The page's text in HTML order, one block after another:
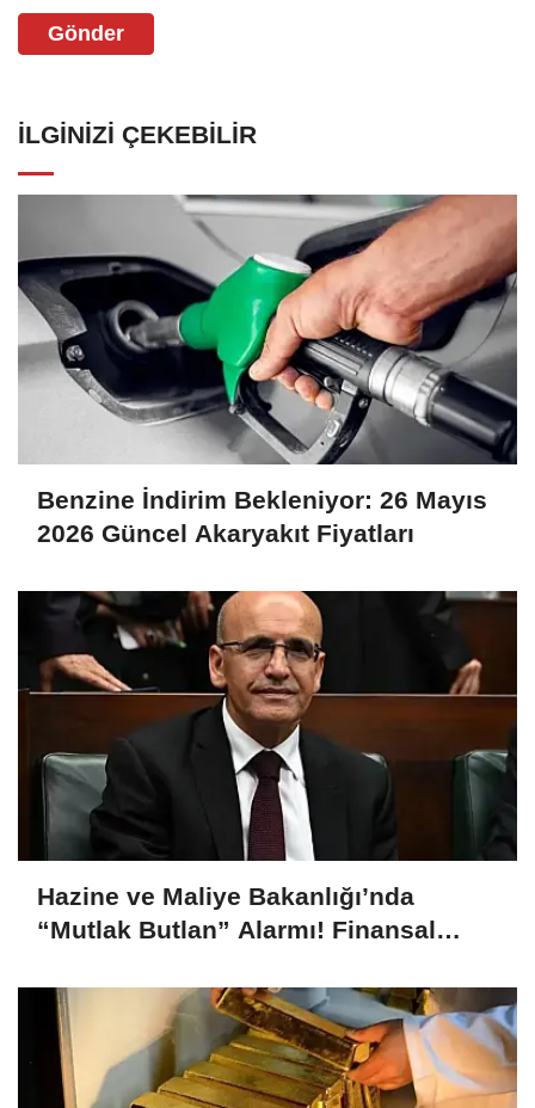
Gönder
İLGINIZI ÇEKEBILIR
Benzine İndirim Bekleniyor: 26 Mayıs
2026 Güncel Akaryakıt Fiyatları
Hazine ve Maliye Bakanlığı’nda
“Mutlak Butlan” Alarmı! Finansal